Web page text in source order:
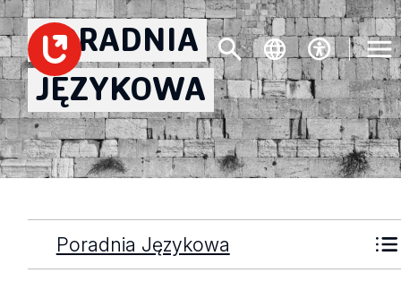
PORADNIA
JĘZYKOWA
Poradnia Językowa